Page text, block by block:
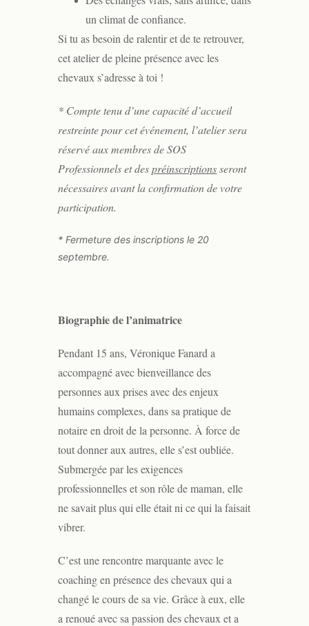
un climat de confiance.
Si tu as besoin de ralentir et de te retrouver,
cet atelier de pleine présence avec les
chevaux s’adresse à toi !
* Compte tenu d’une capacité d’accueil
restreinte pour cet événement, l’atelier sera
réservé aux membres de SOS
Professionnels et despréinscriptionsseront
nécessaires avant la confirmation de votre
participation.
* Fermeture des inscriptions le 20
septembre.
Biographie de l’animatrice
Pendant 15 ans, Véronique Fanard a
accompagné avec bienveillance des
personnes aux prises avec des enjeux
humains complexes, dans sa pratique de
notaire en droit de la personne. À force de
tout donner aux autres, elle s’est oubliée.
Submergée par les exigences
professionnelles et son rôle de maman, elle
ne savait plus qui elle était ni ce qui la faisait
vibrer.
C’est une rencontre marquante avec le
coaching en présence des chevaux qui a
changé le cours de sa vie. Grâce à eux, elle
a renoué avec sa passion des chevaux et a